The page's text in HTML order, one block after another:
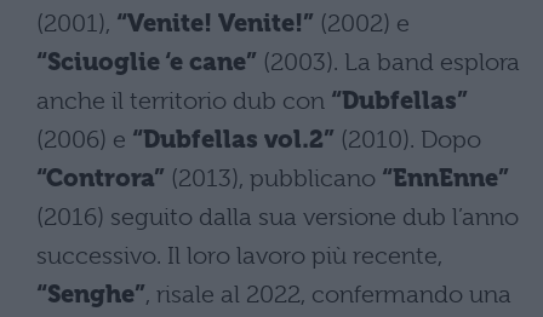
(2001), “Venite! Venite!” (2002) e
“Sciuoglie ‘e cane” (2003). La band esplora
anche il territorio dub con “Dubfellas”
(2006) e “Dubfellas vol.2” (2010). Dopo
“Controra” (2013), pubblicano “EnnEnne”
(2016) seguito dalla sua versione dub l’anno
successivo. Il loro lavoro più recente,
“Senghe”, risale al 2022, confermando una